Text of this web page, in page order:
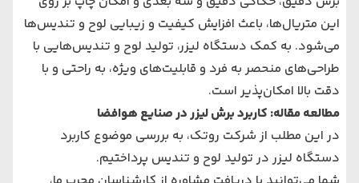
این متریال‌ها، باعث افزایش کیفیت و زیبایی لوح و تندیس‌ها
می‌شود. به کمک دستگاه لیزر، تولید لوح و تندیس‌هایی با
طراحی‌های منحصر به فرد و قابلیت‌های ویژه، به راحتی و با
دقت بالا امکان‌پذیر است.
مطالعه مقاله: کاربرد برش لیزر در صنایع هوافضا
در این مطلب از شرکت روتک، به بررسی موضوع کاربرد
دستگاه لیزر در تولید لوح و تندیس پرداختیم.